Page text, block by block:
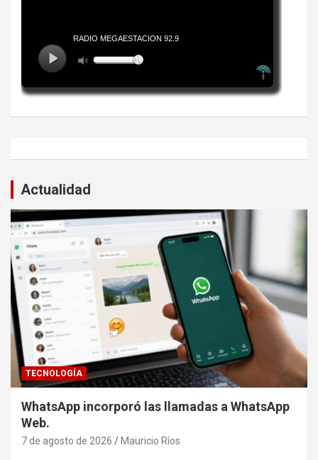
Actualidad
TECNOLOGÍA
WhatsApp incorporó las llamadas a WhatsApp
Web.
7 de agosto de 2026 Mauricio Ríos